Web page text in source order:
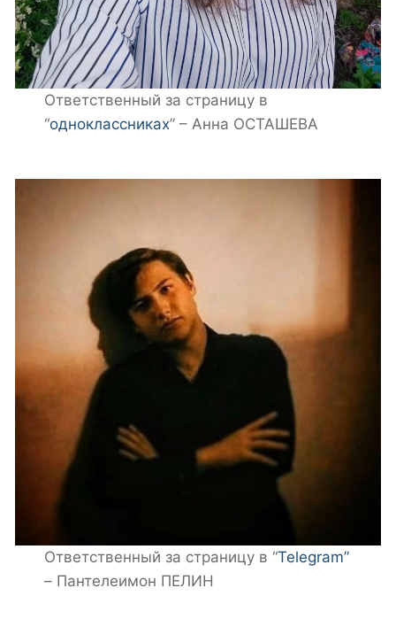
Ответственный за страницу в
“одноклассниках” – Анна ОСТАШЕВА
Ответственный за страницу в “Telegram”
– Пантелеимон ПЕЛИН